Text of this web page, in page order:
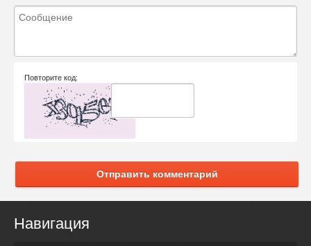
Повторите код:
Отправить комментарий
Навигация